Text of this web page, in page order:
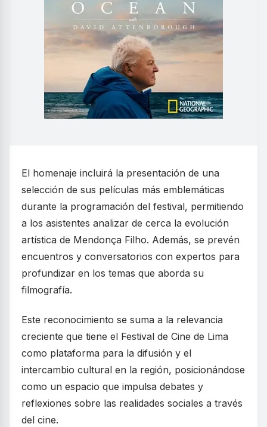
El homenaje incluirá la presentación de una
selección de sus películas más emblemáticas
durante la programación del festival, permitiendo
a los asistentes analizar de cerca la evolución
artística de Mendonça Filho. Además, se prevén
encuentros y conversatorios con expertos para
profundizar en los temas que aborda su
filmografía.
Este reconocimiento se suma a la relevancia
creciente que tiene el Festival de Cine de Lima
como plataforma para la difusión y el
intercambio cultural en la región, posicionándose
como un espacio que impulsa debates y
reflexiones sobre las realidades sociales a través
del cine.